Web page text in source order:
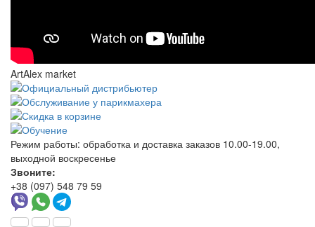
ArtAlex market
Режим работы: обработка и доставка заказов 10.00-19.00,
выходной воскресенье
Звоните:
+38 (097) 548 79 59